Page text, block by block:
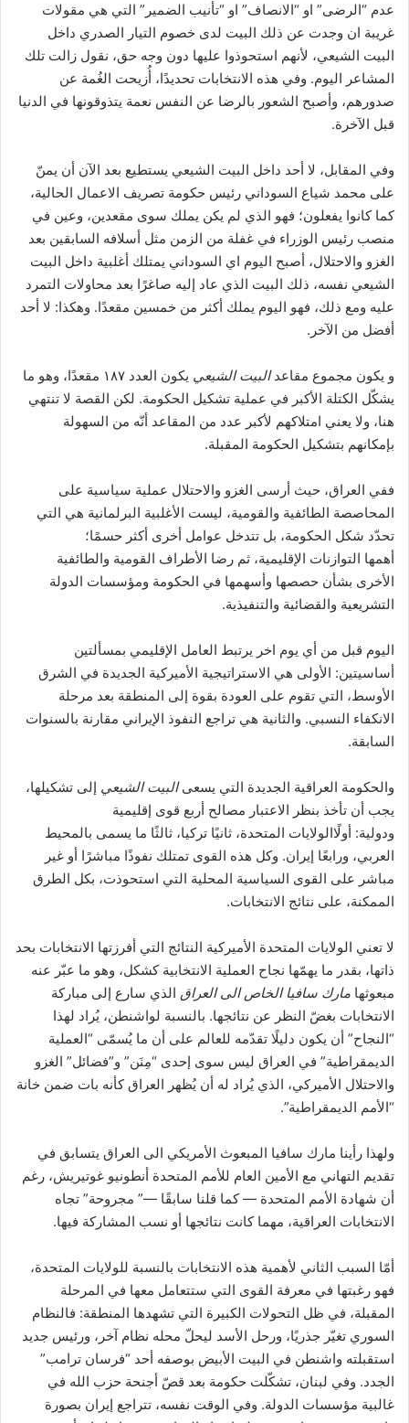
عدم “الرضى” او “الانصاف” او “تأنيب الضمير” التي هي مقولات
غريبة ان وجدت عن ذلك البيت لدى خصوم التيار الصدري داخل
البيت الشيعي، لأنهم استحوذوا عليها دون وجه حق، نقول زالت تلك
المشاعر اليوم. وفي هذه الانتخابات تحديدًا، أُزيحت الغُمة عن
صدورهم، وأصبح الشعور بالرضا عن النفس نعمة يتذوقونها في الدنيا
قبل الآخرة.
وفي المقابل، لا أحد داخل البيت الشيعي يستطيع بعد الآن أن يمنّ
على محمد شياع السوداني رئيس حكومة تصريف الاعمال الحالية،
كما كانوا يفعلون؛ فهو الذي لم يكن يملك سوى مقعدين، وعين في
منصب رئيس الوزراء في غفلة من الزمن مثل أسلافه السابقين بعد
الغزو والاحتلال، أصبح اليوم اي السوداني يمتلك أغلبية داخل البيت
الشيعي نفسه، ذلك البيت الذي عاد إليه صاغرًا بعد محاولات التمرد
عليه ومع ذلك، فهو اليوم يملك أكثر من خمسين مقعدًا. وهكذا: لا أحد
أفضل من الآخر.
و يكون مجموع مقاعدالبيت الشيعي
يكون العدد ١٨٧ مقعدًا، وهو ما
يشكّل الكتلة الأكبر في عملية تشكيل الحكومة. لكن القصة لا تنتهي
هنا، ولا يعني امتلاكهم لأكبر عدد من المقاعد أنّه من السهولة
بإمكانهم بتشكيل الحكومة المقبلة.
ففي العراق، حيث أرسى الغزو والاحتلال عملية سياسية على
المحاصصة الطائفية والقومية، ليست الأغلبية البرلمانية هي التي
تحدّد شكل الحكومة، بل تتدخل عوامل أخرى أكثر حسمًا؛
أهمها التوازنات الإقليمية، ثم رضا الأطراف القومية والطائفية
الأخرى بشأن حصصها وأسهمها في الحكومة ومؤسسات الدولة
التشريعية والقضائية والتنفيذية.
اليوم قبل من أي يوم اخر يرتبط العامل الإقليمي بمسألتين
أساسيتين: الأولى هي الاستراتيجية الأميركية الجديدة في الشرق
الأوسط، التي تقوم على العودة بقوة إلى المنطقة بعد مرحلة
الانكفاء النسبي. والثانية هي تراجع النفوذ الإيراني مقارنة بالسنوات
السابقة.
والحكومة العراقية الجديدة التي يسعىالبيت الشيعي إلى تشكيلها،
يجب أن تأخذ بنظر الاعتبار مصالح أربع قوى إقليمية
ودولية: أولًاالولايات المتحدة، ثانيًا تركيا، ثالثًا ما يسمى بالمحيط
العربي، ورابعًا إيران. وكل هذه القوى تمتلك نفوذًا مباشرًا أو غير
مباشر على القوى السياسية المحلية التي استحوذت، بكل الطرق
الممكنة، على نتائج الانتخابات.
لا تعني الولايات المتحدة الأميركية النتائج التي أفرزتها الانتخابات بحد
ذاتها، بقدر ما يهمّها نجاح العملية الانتخابية كشكل، وهو ما عبّر عنه
مبعوثها مارك سافيا الخاص الى العراق الذي سارع إلى مباركة
الانتخابات بغضّ النظر عن نتائجها. بالنسبة لواشنطن، يُراد لهذا
“النجاح” أن يكون دليلًا تقدّمه للعالم على أن ما يُسمّى “العملية
الديمقراطية” في العراق ليس سوى إحدى “مِنَن” و”فضائل” الغزو
والاحتلال الأميركي، الذي يُراد له أن يُظهر العراق كأنه بات ضمن خانة
“الأمم الديمقراطية”.
ولهذا رأينا مارك سافيا المبعوث الأمريكي الى العراق يتسابق في
تقديم التهاني مع الأمين العام للأمم المتحدة أنطونيو غوتيريش، رغم
أن شهادة الأمم المتحدة — كما قلنا سابقًا —” مجروحة” تجاه
الانتخابات العراقية، مهما كانت نتائجها أو نسب المشاركة فيها.
أمّا السبب الثاني لأهمية هذه الانتخابات بالنسبة للولايات المتحدة،
فهو رغبتها في معرفة القوى التي ستتعامل معها في المرحلة
المقبلة، في ظل التحولات الكبيرة التي تشهدها المنطقة: فالنظام
السوري تغيّر جذريًا، ورحل الأسد ليحلّ محله نظام آخر، ورئيس جديد
استقبلته واشنطن في البيت الأبيض بوصفه أحد “فرسان ترامب”
الجدد. وفي لبنان، تشكّلت حكومة بعد قصّ أجنحة حزب الله في
غالبية مؤسسات الدولة. وفي الوقت نفسه، تتراجع إيران بصورة